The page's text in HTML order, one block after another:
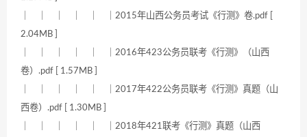
｜ ｜ ｜ ｜ ｜ ｜2015年山西公务员考试《行测》卷.pdf [
2.04MB ]
｜ ｜ ｜ ｜ ｜ ｜2016年423公务员联考《行测》（山西
卷）.pdf [ 1.57MB ]
｜ ｜ ｜ ｜ ｜ ｜2017年422公务员联考《行测》真题（山
西卷）.pdf [ 1.30MB ]
｜ ｜ ｜ ｜ ｜ ｜2018年421联考《行测》真题（山西